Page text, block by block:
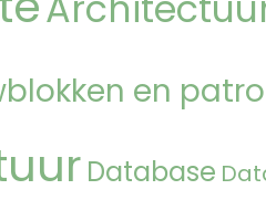
en
Database